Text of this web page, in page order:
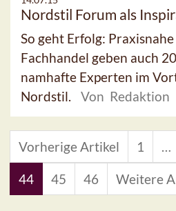
Nordstil Forum als
So geht Erfolg:
Fachhandel geben auch
namhafte Experten im
Nordstil.
Von Redaktion
Vorherige Artikel 1 …
44 45 46 Weitere